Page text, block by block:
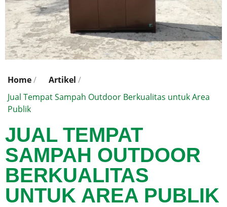
Home/ Artikel /
Jual Tempat Sampah Outdoor Berkualitas untuk Area
Publik
JUAL TEMPAT
SAMPAH OUTDOOR
BERKUALITAS
UNTUK AREA PUBLIK